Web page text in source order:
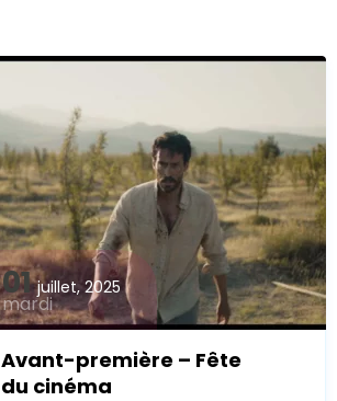
01 juillet, 2025
mardi
Avant-première – Fête
du cinéma